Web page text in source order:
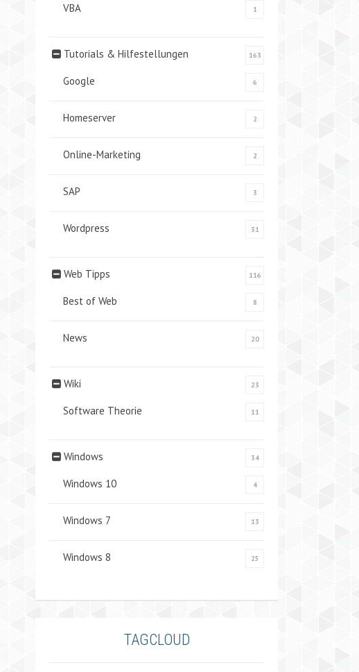
VBA 1
Tutorials & Hilfestellungen 163
Google 6
Homeserver 2
Online-Marketing 2
SAP 3
Wordpress 31
Web Tipps 116
Best of Web 8
News 20
Wiki 23
Software Theorie 11
Windows 34
Windows 10 4
Windows 7 13
Windows 8 25
TAGCLOUD